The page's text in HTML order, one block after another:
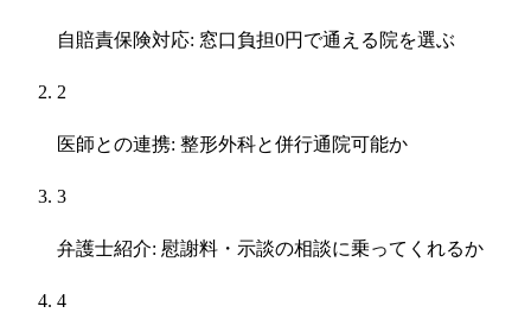
自賠責保険対応: 窓口負担0円で通える院を選ぶ
2
医師との連携: 整形外科と併行通院可能か
3
弁護士紹介: 慰謝料・示談の相談に乗ってくれるか
4